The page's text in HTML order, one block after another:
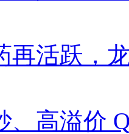
再活跃，
、高溢价